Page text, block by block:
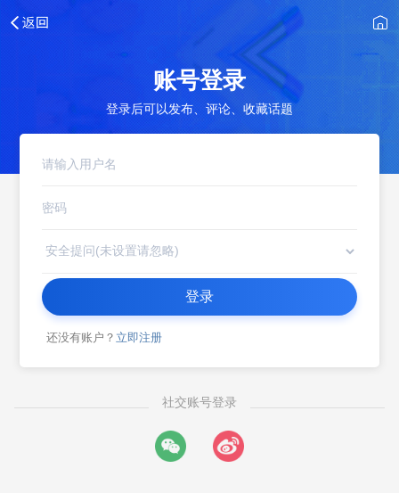
账号登录
登录后可以发布、评论、收藏话题
登录
还没有账户？ 立即注册
社交账号登录